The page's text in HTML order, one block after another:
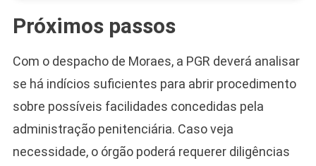
Próximos passos
Com o despacho de Moraes, a PGR deverá analisar
se há indícios suficientes para abrir procedimento
sobre possíveis facilidades concedidas pela
administração penitenciária. Caso veja
necessidade, o órgão poderá requerer diligências